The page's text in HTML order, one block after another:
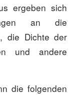
ergeben sich
an die
die Dichte der
und andere
die folgenden